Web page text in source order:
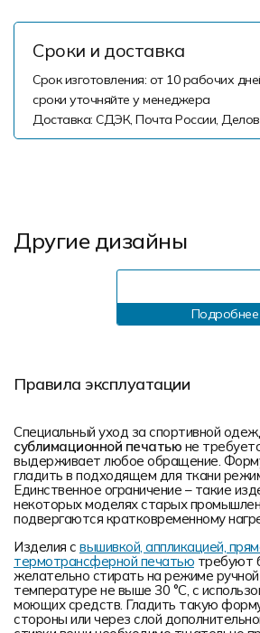
Сроки и доставка
Срок изготовления: от 10 рабочих
сроки уточняйте у менеджера
Доставка: СДЭК, Почта России,
Другие дизайны
Подробнее
Правила эксплуатации
Специальный уход за спортивной
сублимационной печатью не
выдерживает любое обращение.
гладить в подходящем для ткани
Единственное ограничение – такие
некоторых моделях старых
подвергаются кратковременному
Изделия с вышивкой, аппликацией,
термотрансферной печатью требуют
желательно стирать на режиме
температуре не выше 30 °C, с
моющих средств. Гладить такую
стороны или через слой